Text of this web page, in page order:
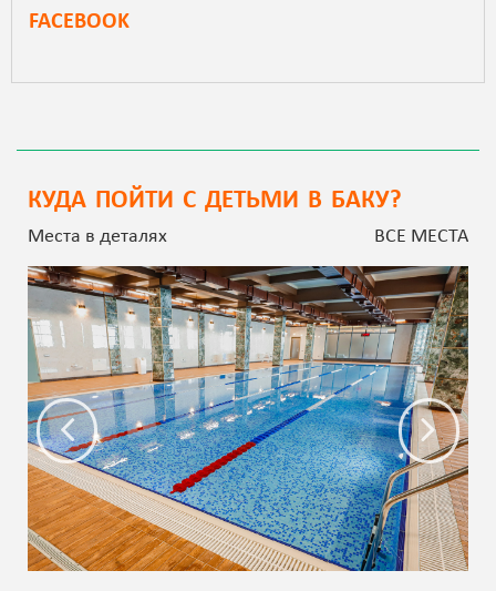
FACEBOOK
КУДА ПОЙТИ С ДЕТЬМИ В БАКУ?
Места в деталях ВСЕ МЕСТА